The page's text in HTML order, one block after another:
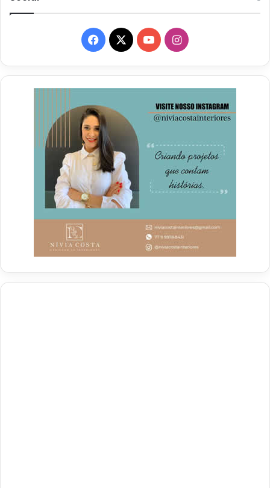
Facebook
X YouTubeInstagram